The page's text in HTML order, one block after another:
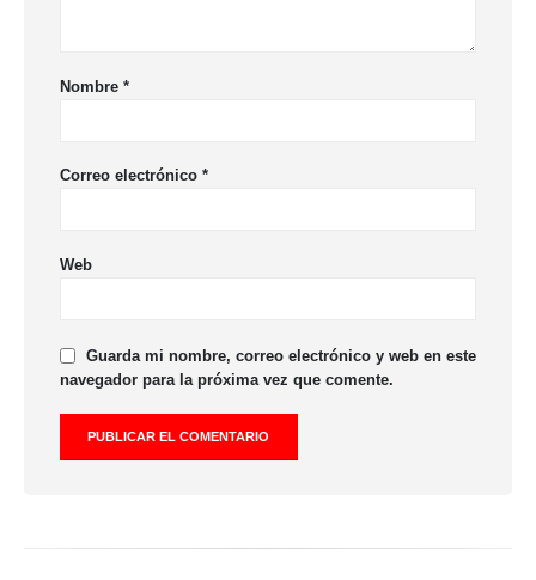
Nombre *
Correo electrónico *
Web
Guarda mi nombre, correo electrónico y web en este
navegador para la próxima vez que comente.